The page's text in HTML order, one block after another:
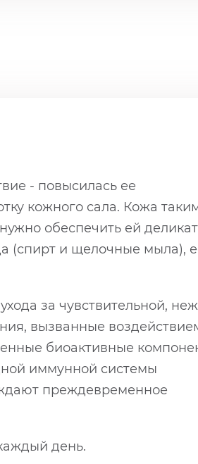
- повысилась ее
кожного сала. Кожа
обеспечить ей
(спирт и щелочные мыла),
за чувствительной,
вызванные
биоактивные
иммунной системы
преждевременное
день.